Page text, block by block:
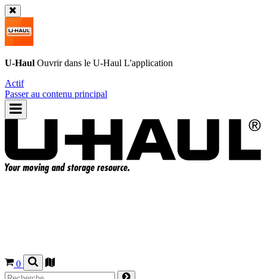
U-Haul Ouvrir dans le U-Haul L'application
Actif
Passer au contenu principal
0